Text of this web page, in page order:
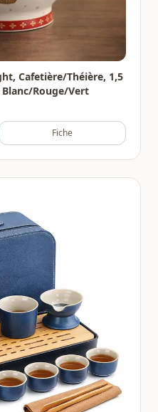
Cafetière/Théière, 1,5
Rouge/Vert
Fiche